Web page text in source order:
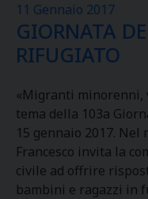
11 Gennaio 2017
GIORNATA
RIFUGIATO
«Migranti minorenni,
tema della 103a
15 gennaio 2017. Nel
Francesco invita la
civile ad offrire
bambini e ragazzi in